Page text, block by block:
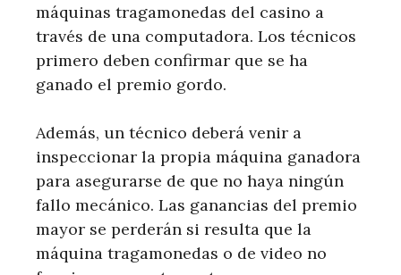
máquinas tragamonedas del casino a
través de una computadora. Los técnicos
primero deben confirmar que se ha
ganado el premio gordo.
Además, un técnico deberá venir a
inspeccionar la propia máquina ganadora
para asegurarse de que no haya ningún
fallo mecánico. Las ganancias del premio
mayor se perderán si resulta que la
máquina tragamonedas o de video no